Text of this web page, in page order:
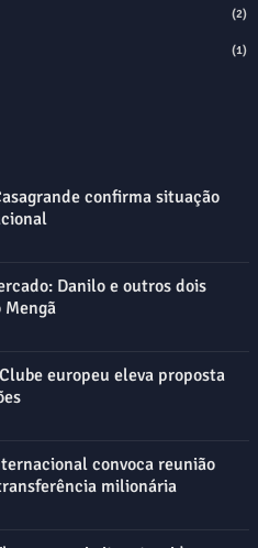
(2)
(1)
confirma situação
Danilo e outros dois
Mengã
europeu eleva proposta
convoca reunião
milionária